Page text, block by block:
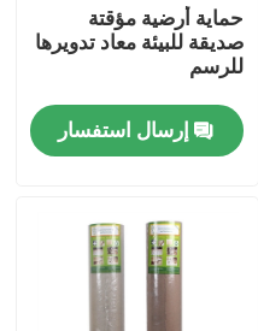
حماية أرضية مؤقتة
صديقة للبيئة معاد تدويرها
للرسم
إرسال استفسار